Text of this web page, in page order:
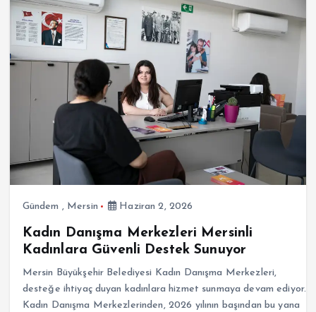
Gündem , Mersin Haziran 2, 2026
Kadın Danışma Merkezleri Mersinli
Kadınlara Güvenli Destek Sunuyor
Mersin Büyükşehir Belediyesi Kadın Danışma Merkezleri,
desteğe ihtiyaç duyan kadınlara hizmet sunmaya devam ediyor.
Kadın Danışma Merkezlerinden, 2026 yılının başından bu yana